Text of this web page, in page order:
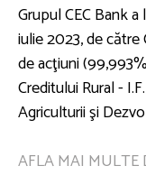
Grupul CEC Bank
iulie 2023, de către
de acţiuni
Creditului Rural -
Agriculturii şi
AFLA MAI MULTE